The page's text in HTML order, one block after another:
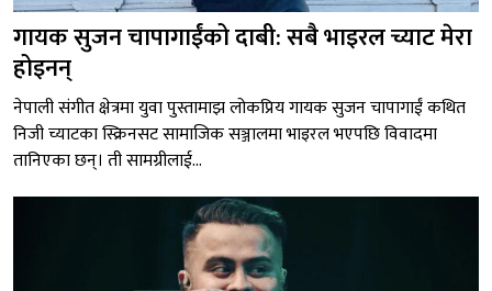
गायक सुजन चापागाईंको दाबी: सबै भाइरल च्याट मेरा
होइनन्
नेपाली संगीत क्षेत्रमा युवा पुस्तामाझ लोकप्रिय गायक सुजन चापागाईं कथित
निजी च्याटका स्क्रिनसट सामाजिक सञ्जालमा भाइरल भएपछि विवादमा
तानिएका छन्। ती सामग्रीलाई...